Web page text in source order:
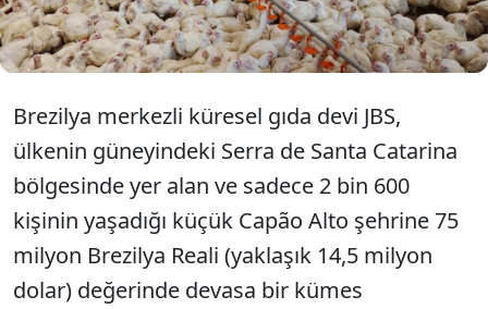
Brezilya merkezli küresel gıda devi JBS,
ülkenin güneyindeki Serra de Santa Catarina
bölgesinde yer alan ve sadece 2 bin 600
kişinin yaşadığı küçük Capão Alto şehrine 75
milyon Brezilya Reali (yaklaşık 14,5 milyon
dolar) değerinde devasa bir kümes